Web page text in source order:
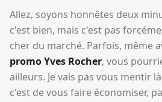
Allez, soyons honnêtes deux
c'est bien, mais c'est pas
cher du marché. Parfois, même
promo Yves Rocher, vous
ailleurs. Je vais pas vous mentir
c'est de vous faire économiser,